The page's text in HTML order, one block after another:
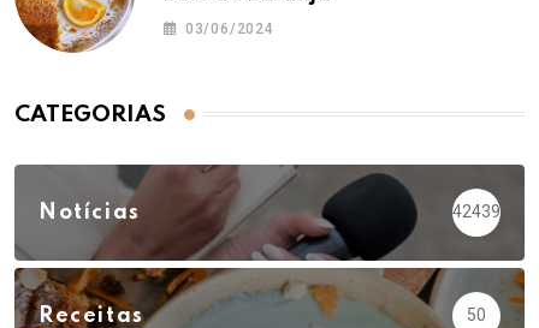
03/06/2024
CATEGORIAS
Notícias 42439
Receitas 50